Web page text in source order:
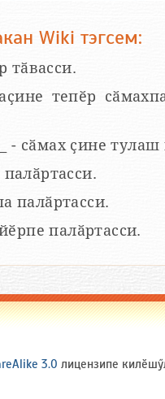
Wiki тэгсем:
тӑвасси.
тепӗр
- сӑмах ҫине тулаш
палӑртасси.
йӗрпе палӑртасси.
3.0 лицензипе